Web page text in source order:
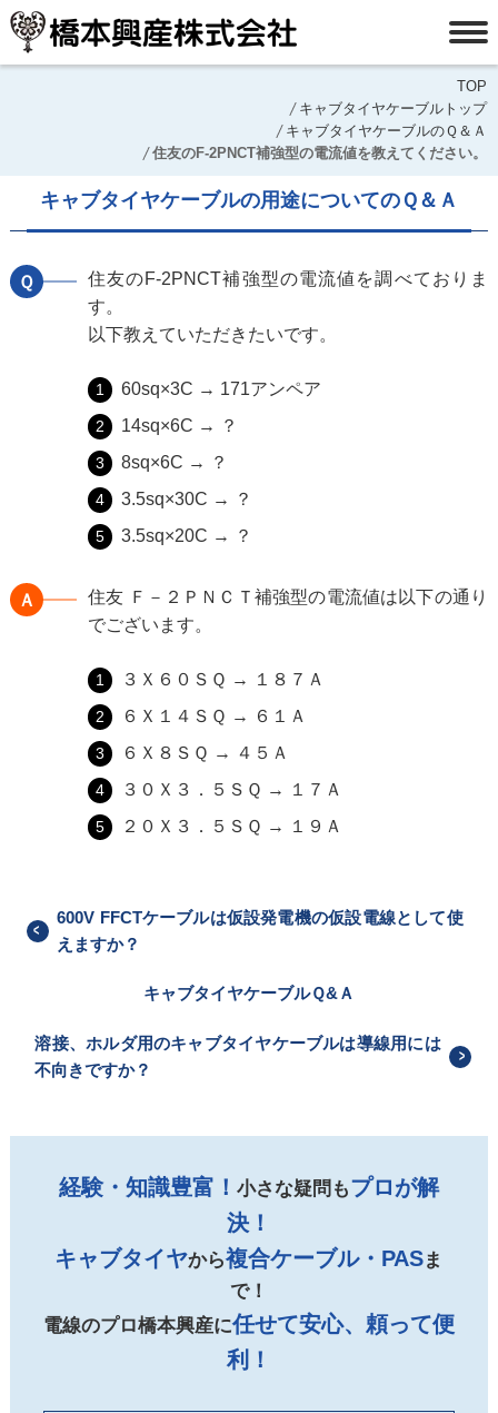
TOP
キャブタイヤケーブルトップ
キャブタイヤケーブルのＱ＆Ａ
住友のF-2PNCT補強型の電流値を教えてください。
キャブタイヤケーブルの用途についてのＱ＆Ａ
Ｑ
住友のF-2PNCT補強型の電流値を調べておりま
す。
以下教えていただきたいです。
60sq×3C → 171アンペア
14sq×6C → ？
8sq×6C → ？
3.5sq×30C → ？
3.5sq×20C → ？
Ａ
住友 Ｆ－２ＰＮＣＴ補強型の電流値は以下の通り
でございます。
３Ｘ６０ＳＱ → １８７Ａ
６Ｘ１４ＳＱ → ６１Ａ
６Ｘ８ＳＱ → ４５Ａ
３０Ｘ３．５ＳＱ → １７Ａ
２０Ｘ３．５ＳＱ → １９Ａ
600V FFCTケーブルは仮設発電機の仮設電線として使
えますか？
キャブタイヤケーブルＱ&Ａ
溶接、ホルダ用のキャブタイヤケーブルは導線用には
不向きですか？
経験・知識豊富！ 小さな疑問もプロが解
決！
キャブタイヤから複合ケーブル・PASま
で！
電線のプロ橋本興産に任せて安心、頼って便
利！